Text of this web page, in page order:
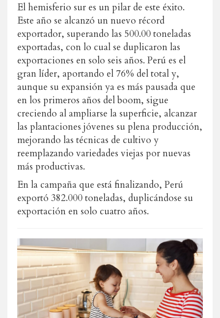
El hemisferio sur es un pilar de este éxito.
Este año se alcanzó un nuevo récord
exportador, superando las 500.00 toneladas
exportadas, con lo cual se duplicaron las
exportaciones en solo seis años. Perú es el
gran líder, aportando el 76% del total y,
aunque su expansión ya es más pausada que
en los primeros años del boom, sigue
creciendo al ampliarse la superficie, alcanzar
las plantaciones jóvenes su plena producción,
mejorando las técnicas de cultivo y
reemplazando variedades viejas por nuevas
más productivas.
En la campaña que está finalizando, Perú
exportó 382.000 toneladas, duplicándose su
exportación en solo cuatro años.